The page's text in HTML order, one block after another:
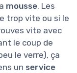
mousse. Les
trop vite ou si le
vite avec
le coup de
le verre), ça
un service